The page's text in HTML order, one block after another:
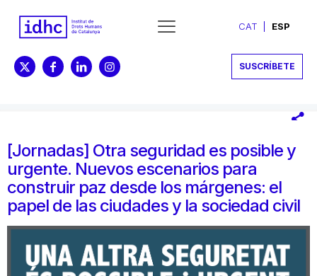
CAT ESP
SUSCRÍBETE
[Jornadas] Otra seguridad es posible y
urgente. Nuevos escenarios para
construir paz desde los márgenes: el
papel de las ciudades y la sociedad civil